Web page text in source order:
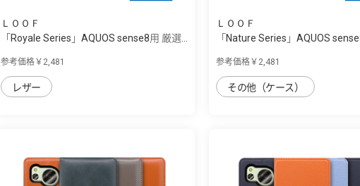
ＬＯＯＦ
「Royale Series」AQUOS sense8用 厳選...
参考価格￥2,481
レザー
ＬＯＯＦ
「Nature Series」AQUOS
参考価格￥2,481
その他（ケース）